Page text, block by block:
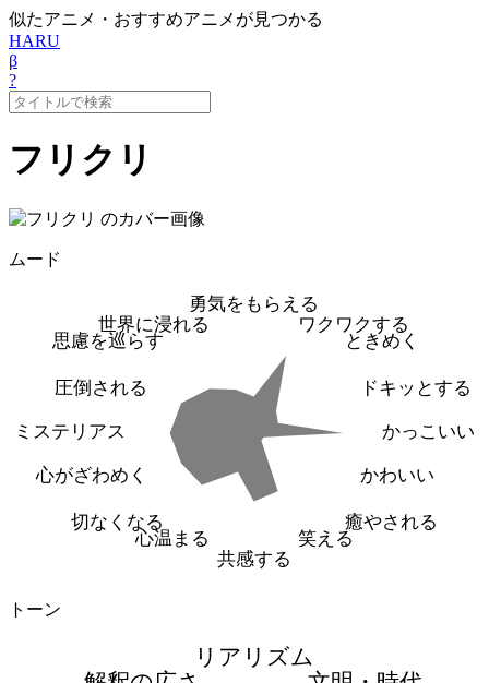
似たアニメ・おすすめアニメが見つかる
HARU
β
?
フリクリ
ムード
勇気をもらえる
ワクワクする
ときめく
ドキッとする
かっこいい
かわいい
癒やされる
笑える
共感する
心温まる
切なくなる
心がざわめく
ミステリアス
圧倒される
思慮を巡らす
世界に浸れる
トーン
リアリズム